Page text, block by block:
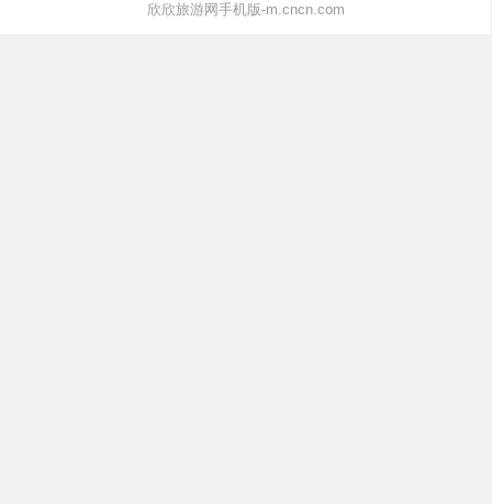
欣欣旅游网手机版-m.cncn.com